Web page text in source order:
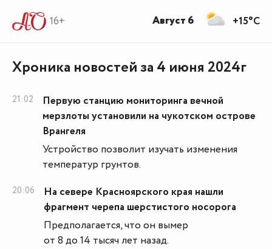
16+
Хроника новостей за 4 июня 2024г
21:02
Первую станцию мониторинга вечной
мерзлоты установили на чукотском острове
Врангеля
Устройство позволит изучать изменения
температур грунтов.
20:06
На севере Красноярского края нашли
фрагмент черепа шерстистого носорога
Предполагается, что он вымер
от 8 до 14 тысяч лет назад.
+15°C
Август 6